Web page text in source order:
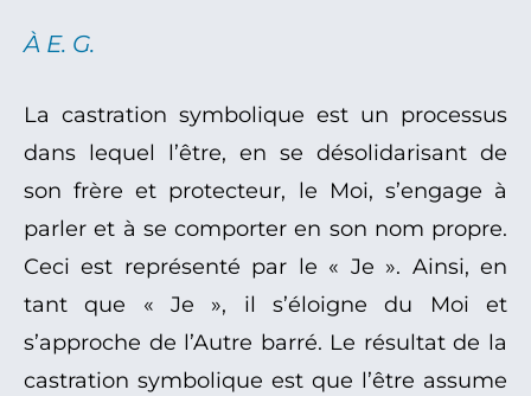
À E. G.
La castration symbolique est un processus
dans lequel l’être, en se désolidarisant de
son frère et protecteur, le Moi, s’engage à
parler et à se comporter en son nom propre.
Ceci est représenté par le « Je ». Ainsi, en
tant que « Je », il s’éloigne du Moi et
s’approche de l’Autre barré. Le résultat de la
castration symbolique est que l’être assume